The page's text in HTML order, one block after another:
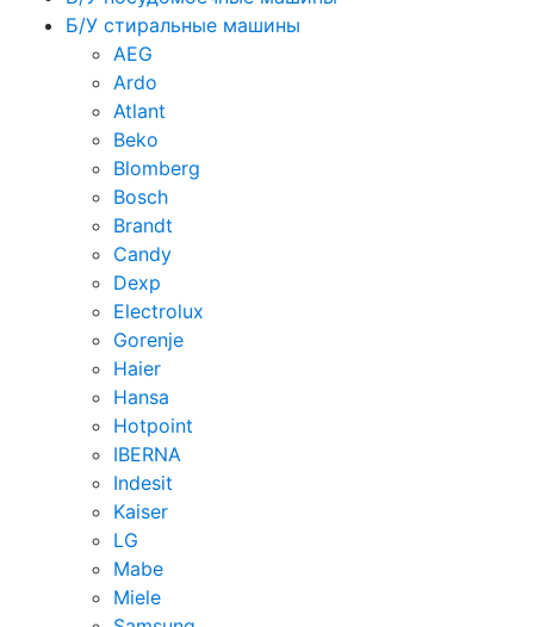
Б/У стиральные машины
AEG
Ardo
Atlant
Beko
Blomberg
Bosch
Brandt
Candy
Dexp
Electrolux
Gorenje
Haier
Hansa
Hotpoint
IBERNA
Indesit
Kaiser
LG
Mabe
Miele